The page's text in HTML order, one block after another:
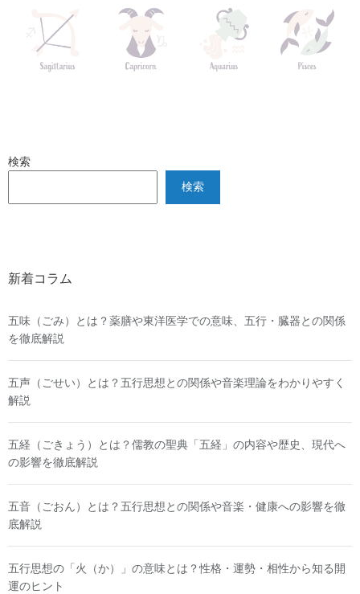
検索
検索
新着コラム
五味（ごみ）とは？薬膳や東洋医学での意味、五行・臓器との関係
を徹底解説
五声（ごせい）とは？五行思想との関係や音楽理論をわかりやすく
解説
五経（ごきょう）とは？儒教の聖典「五経」の内容や歴史、現代へ
の影響を徹底解説
五音（ごおん）とは？五行思想との関係や音楽・健康への影響を徹
底解説
五行思想の「火（か）」の意味とは？性格・運勢・相性から知る開
運のヒント